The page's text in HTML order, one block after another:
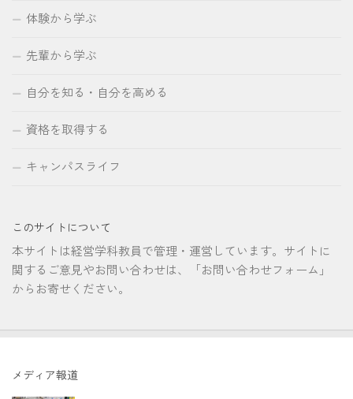
体験から学ぶ
先輩から学ぶ
自分を知る・自分を高める
資格を取得する
キャンパスライフ
このサイトについて
本サイトは経営学科教員で管理・運営しています。サイトに
関するご意見やお問い合わせは、「お問い合わせフォーム」
からお寄せください。
メディア報道